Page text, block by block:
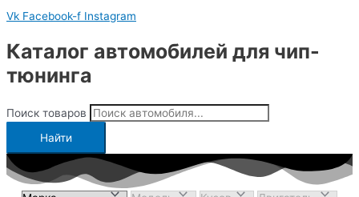
Vk Facebook-f Instagram
Каталог автомобилей для чип-
тюнинга
Поиск товаров
Найти